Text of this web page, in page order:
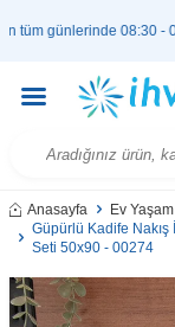
günlerinde 08:30 -
Anasayfa Ev Yaşam
Güpürlü Kadife
Seti 50x90 - 00274